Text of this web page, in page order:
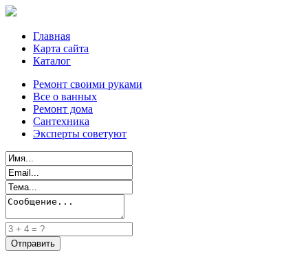
Главная
Карта сайта
Каталог
Ремонт своими руками
Все о ванных
Ремонт дома
Сантехника
Эксперты советуют